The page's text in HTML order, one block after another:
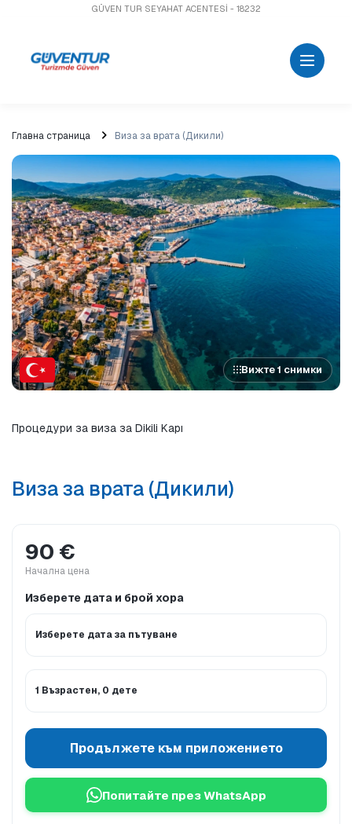
GÜVEN TUR SEYAHAT ACENTESİ - 18232
Главна страница Виза за врата (Дикили)
Вижте 1 снимки
Процедури за виза за Dikili Kapı
Виза за врата (Дикили)
90 €
Начална цена
Изберете дата и брой хора
Изберете дата за пътуване
1 Възрастен, 0 дете
Продължете към приложението
Попитайте през WhatsApp